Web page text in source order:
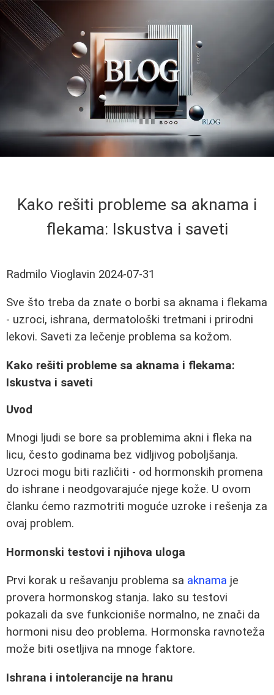
Kako rešiti probleme sa aknama i
flekama: Iskustva i saveti
Radmilo Vioglavin 2024-07-31
Sve što treba da znate o borbi sa aknama i flekama
- uzroci, ishrana, dermatološki tretmani i prirodni
lekovi. Saveti za lečenje problema sa kožom.
Kako rešiti probleme sa aknama i flekama:
Iskustva i saveti
Uvod
Mnogi ljudi se bore sa problemima akni i fleka na
licu, često godinama bez vidljivog poboljšanja.
Uzroci mogu biti različiti - od hormonskih promena
do ishrane i neodgovarajuće njege kože. U ovom
članku ćemo razmotriti moguće uzroke i rešenja za
ovaj problem.
Hormonski testovi i njihova uloga
Prvi korak u rešavanju problema sa aknama je
provera hormonskog stanja. Iako su testovi
pokazali da sve funkcioniše normalno, ne znači da
hormoni nisu deo problema. Hormonska ravnoteža
može biti osetljiva na mnoge faktore.
Ishrana i intolerancije na hranu